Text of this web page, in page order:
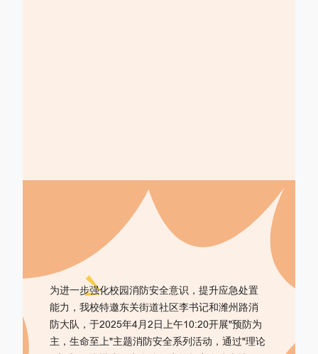
为进一步强化校园消防安全意识，提升应急处置
能力，我校特邀东关街道社区李书记和潍州路消
防大队，于2025年4月2日上午10:20开展"预防为
主，生命至上"主题消防安全系列活动，通过"理论